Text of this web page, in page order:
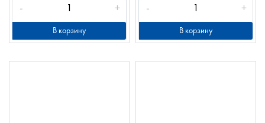
- +
В корзину
- +
В корзину